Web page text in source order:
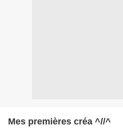
Mes premières créa ^//^